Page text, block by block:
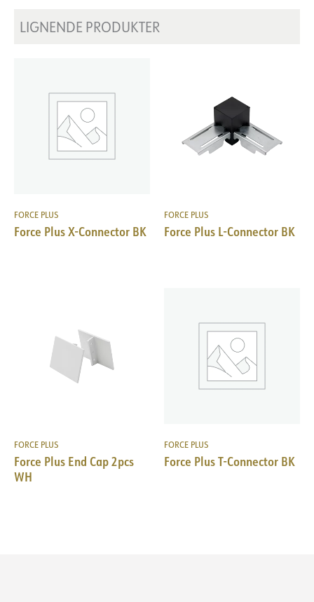
LIGNENDE PRODUKTER
FORCE PLUS
Force Plus X-Connector BK
FORCE PLUS
Force Plus L-Connector BK
FORCE PLUS
Force Plus End Cap 2pcs
WH
FORCE PLUS
Force Plus T-Connector BK